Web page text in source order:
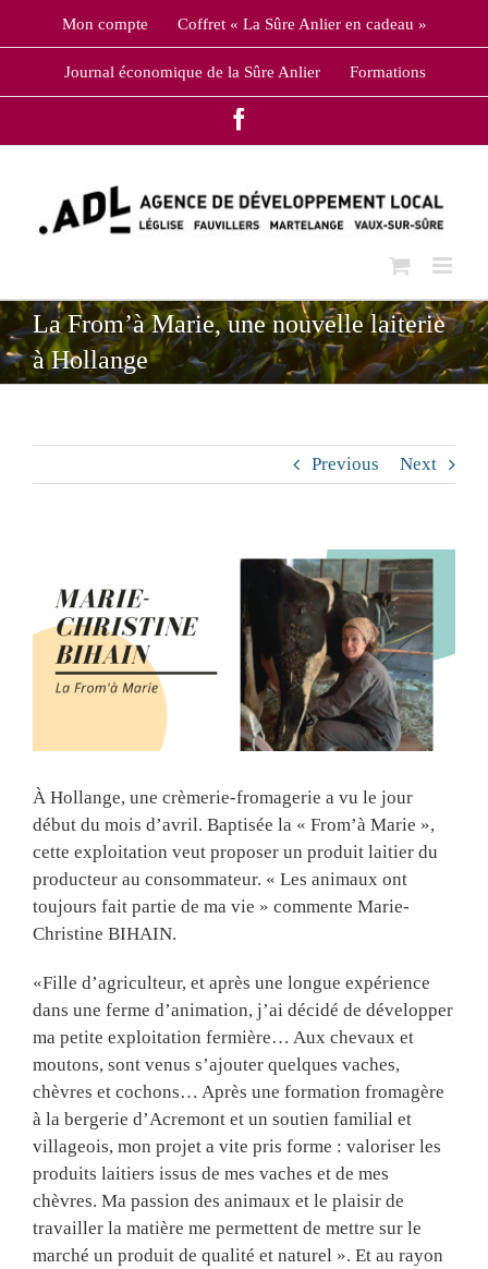
Mon compte Coffret « La Sûre Anlier en cadeau »
Journal économique de la Sûre Anlier Formations
La From’à Marie, une nouvelle laiterie
à Hollange
Previous Next
Larger
Image
À Hollange, une crèmerie-fromagerie a vu le jour
début du mois d’avril. Baptisée la « From’à Marie »,
cette exploitation veut proposer un produit laitier du
producteur au consommateur. « Les animaux ont
toujours fait partie de ma vie » commente Marie-
Christine BIHAIN.
«Fille d’agriculteur, et après une longue expérience
dans une ferme d’animation, j’ai décidé de développer
ma petite exploitation fermière… Aux chevaux et
moutons, sont venus s’ajouter quelques vaches,
chèvres et cochons… Après une formation fromagère
à la bergerie d’Acremont et un soutien familial et
villageois, mon projet a vite pris forme : valoriser les
produits laitiers issus de mes vaches et de mes
chèvres. Ma passion des animaux et le plaisir de
travailler la matière me permettent de mettre sur le
marché un produit de qualité et naturel ». Et au rayon